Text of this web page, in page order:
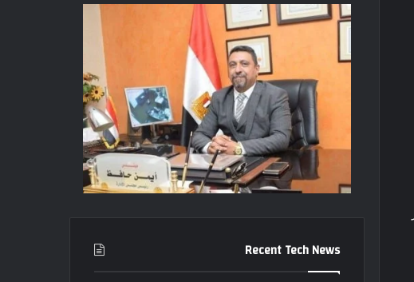
Recent Tech News